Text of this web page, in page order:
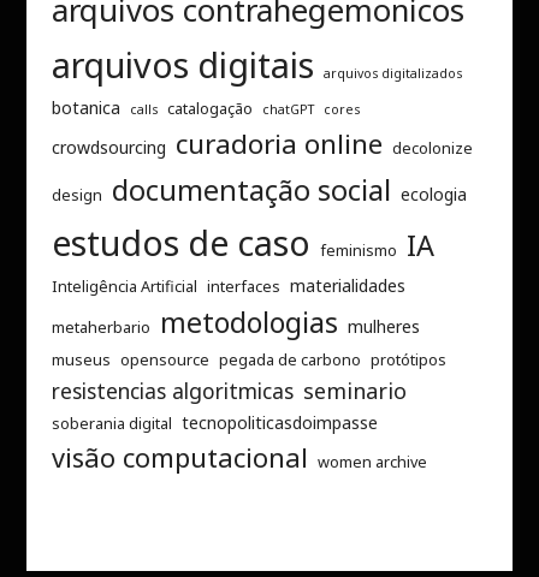
arquivos contrahegemonicos
arquivos digitais arquivos digitalizados
botanica calls catalogação chatGPT cores
crowdsourcing curadoria online decolonize
design documentação social ecologia
estudos de caso feminismo IA
Inteligência Artificial interfaces materialidades
metaherbario metodologias mulheres
museus opensource pegada de carbono protótipos
resistencias algoritmicas seminario
soberania digital tecnopoliticasdoimpasse
visão computacional women archive